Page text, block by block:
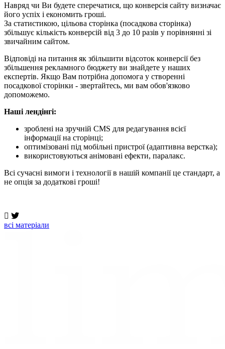
Навряд чи Ви будете сперечатися, що конверсія сайту визначає
його успіх і економить гроші.
За статистикою, цільова сторінка (посадкова сторінка)
збільшує кількість конверсій від 3 до 10 разів у порівнянні зі
звичайним сайтом.
Відповіді на питання як збільшити відсоток конверсії без
збільшення рекламного бюджету ви знайдете у наших
експертів. Якщо Вам потрібна допомога у створенні
посадкової сторінки - звертайтесь, ми вам обов'язково
допоможемо.
Наші лендінгі:
зроблені на зручній CMS для редагування всієї
інформації на сторінці;
оптимізовані під мобільні пристрої (адаптивна верстка);
використовуються анімовані ефекти, паралакс.
Всі сучасні вимоги і технології в нашій компанії це стандарт, а
не опція за додаткові гроші!
всi матерiали